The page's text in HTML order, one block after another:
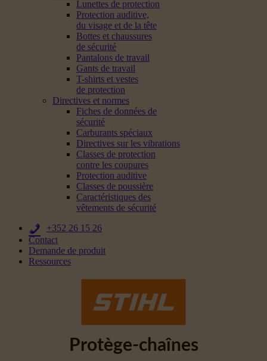
Lunettes de protection
Protection auditive,
du visage et de la tête
Bottes et chaussures
de sécurité
Pantalons de travail
Gants de travail
T-shirts et vestes
de protection
Directives et normes
Fiches de données de
sécurité
Carburants spéciaux
Directives sur les vibrations
Classes de protection
contre les coupures
Protection auditive
Classes de poussière
Caractéristiques des
vêtements de sécurité
+352 26 15 26
Contact
Demande de produit
Ressources
Protège-chaînes